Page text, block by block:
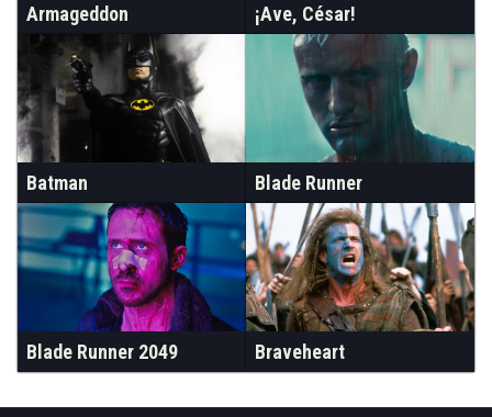
Armageddon ¡Ave, César!
Batman Blade Runner
Blade Runner 2049 Braveheart